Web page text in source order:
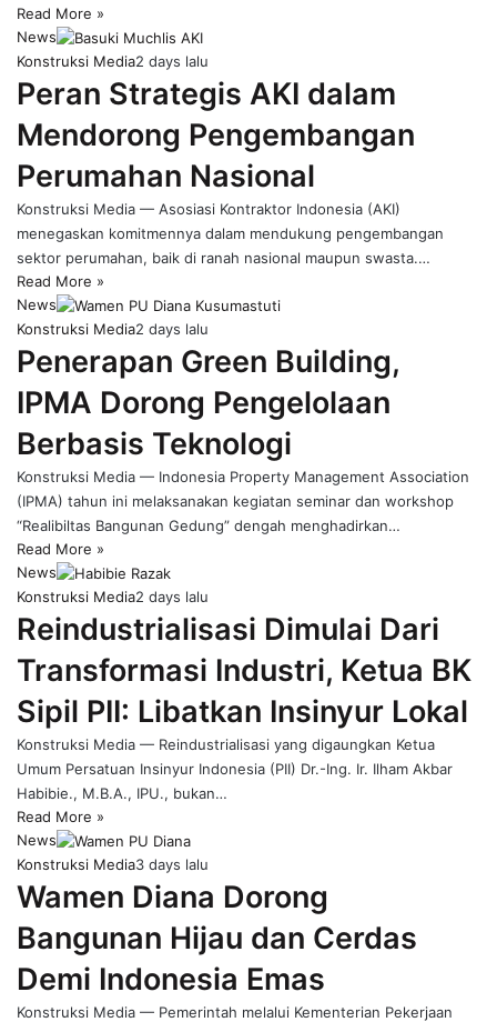
Read More »
News
Konstruksi Media2 days lalu
Peran Strategis AKI dalam
Mendorong Pengembangan
Perumahan Nasional
Konstruksi Media — Asosiasi Kontraktor Indonesia (AKI)
menegaskan komitmennya dalam mendukung pengembangan
sektor perumahan, baik di ranah nasional maupun swasta.…
Read More »
News
Konstruksi Media2 days lalu
Penerapan Green Building,
IPMA Dorong Pengelolaan
Berbasis Teknologi
Konstruksi Media — Indonesia Property Management Association
(IPMA) tahun ini melaksanakan kegiatan seminar dan workshop
“Realibiltas Bangunan Gedung” dengah menghadirkan…
Read More »
News
Konstruksi Media2 days lalu
Reindustrialisasi Dimulai Dari
Transformasi Industri, Ketua BK
Sipil PII: Libatkan Insinyur Lokal
Konstruksi Media — Reindustrialisasi yang digaungkan Ketua
Umum Persatuan Insinyur Indonesia (PII) Dr.-Ing. Ir. Ilham Akbar
Habibie., M.B.A., IPU., bukan…
Read More »
News
Konstruksi Media3 days lalu
Wamen Diana Dorong
Bangunan Hijau dan Cerdas
Demi Indonesia Emas
Konstruksi Media — Pemerintah melalui Kementerian Pekerjaan